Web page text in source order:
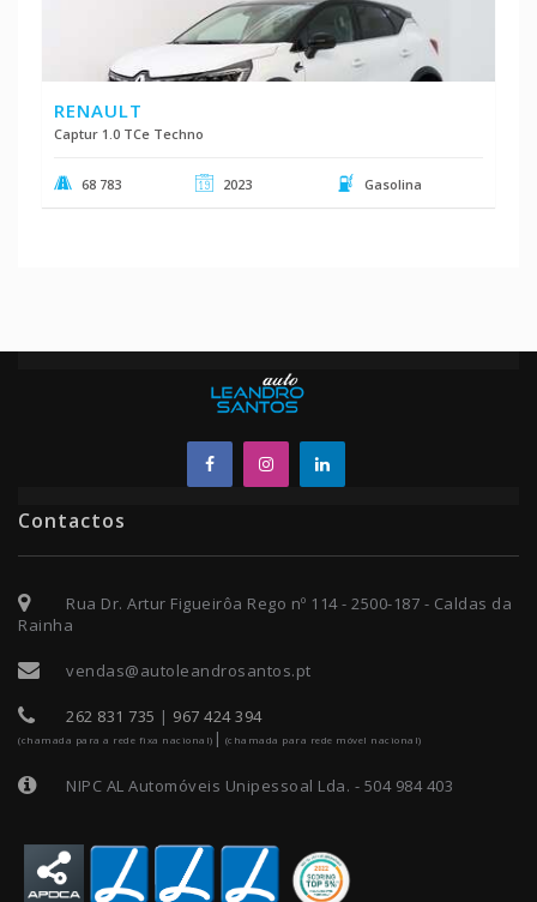
RENAULT
Captur 1.0 TCe Techno
68 783 2023 Gasolina
Contactos
Rua Dr. Artur Figueirôa Rego nº 114 - 2500-187 - Caldas da
Rainha
vendas@autoleandrosantos.pt
262 831 735 | 967 424 394
(chamada para a rede fixa nacional) | (chamada para rede móvel nacional)
NIPC AL Automóveis Unipessoal Lda. - 504 984 403